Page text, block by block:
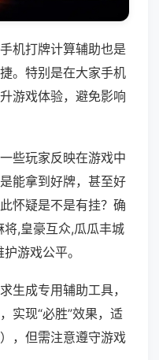
机打牌计算辅助也是
。特别是在大家手机
游戏体验，避免影响
些玩家反映在游戏中
能拿到好牌，甚至好
怀疑是不是有挂？确
,皇豪互众,瓜瓜丰城
游戏公平。
生成专用辅助工具，
实现“必胜”效果，适
，但需注意遵守游戏